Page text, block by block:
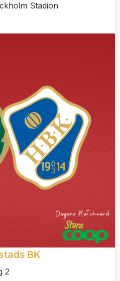
Stadion
BK
2